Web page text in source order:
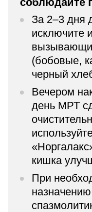
За 2–3 дня
исключите
(бобовые,
черный
Вечером
день МРТ
кишка
При